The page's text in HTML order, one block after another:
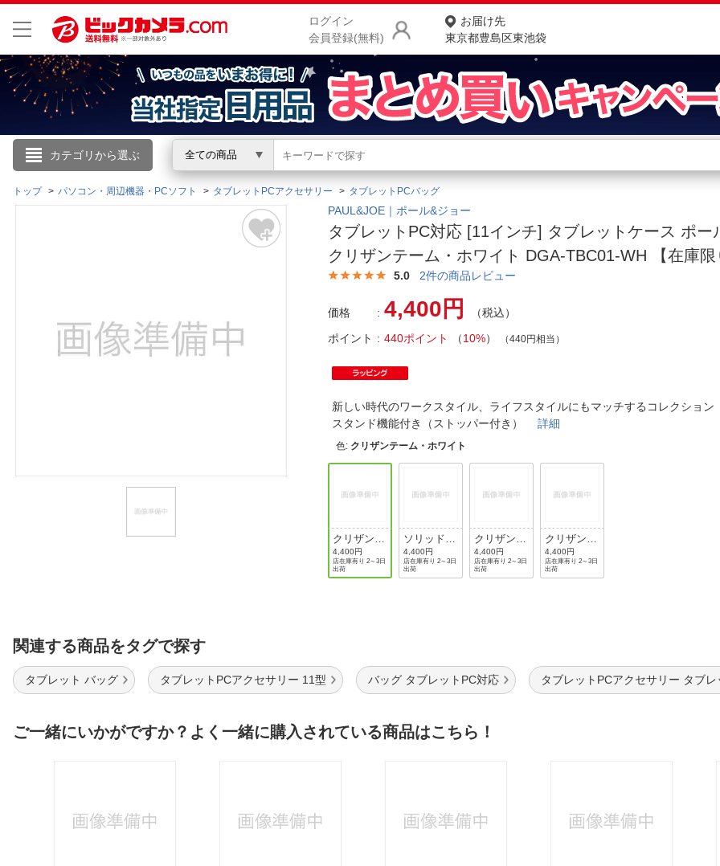
ログイン
会員登録(無料)
お届け先
東京都豊島区東池袋
カテゴリから選ぶ 全ての商品
こんにちは
ログイン
閲覧履歴
商品をさがす
ランキングからさがす
カテゴリ一覧からさがす
お客様サポート
ご利用ガイド
ご利用規約
トップ パソコン・周辺機器・PCソフト タブレットPCアクセサリー タブレットPCバッグ
PAUL&JOE｜ポール&ジョー
タブレットPC対応 [11インチ] タブレットケース ポー
クリザンテーム・ホワイト DGA-TBC01-WH 【在庫限
5.0 2件の商品レビュー
価格 4,400円
（税込）
ポイント
440ポイント （10%） （440円相当）
新しい時代のワークスタイル、ライフスタイルにもマッチするコレクション
スタンド機能付き（ストッパー付き）詳細
色: クリザンテーム・ホワイト
クリザンテ
ーム・ホワ
イト
4,400円
店在庫有り 2～3日
出荷
ソリッド・
ブラック
4,400円
店在庫有り 2～3日
出荷
クリザンテ
ーム・ミン
ト
4,400円
店在庫有り 2～3日
出荷
クリザンテ
ーム・ピン
ク
4,400円
店在庫有り 2～3日
出荷
関連する商品をタグで探す
タブレット バッグ タブレットPCアクセサリー 11型 バッグ タブレットPC対応 タブレットPCアクセサリー タブ
ご一緒にいかがですか？よく一緒に購入されている商品はこちら！